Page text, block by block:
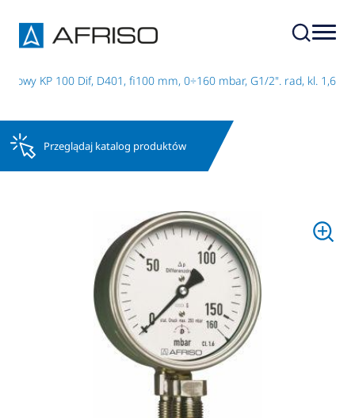
KP 100 Dif, D401, fi100 mm, 0÷160 mbar, G1/2". rad, kl. 1,6
Przeglądaj katalog produktów